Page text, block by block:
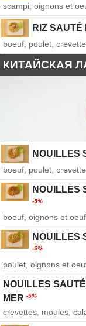
scampi, oignons et
RIZ SAUTÉ
boeuf, poulet,
КИТАЙСКАЯ
NOUILLES
boeuf, poulet,
NOUILLES
-5%
boeuf, oignons et oeuf
NOUILLES
-5%
poulet, oignons et
NOUILLES
MER -5%
crevettes, moules,